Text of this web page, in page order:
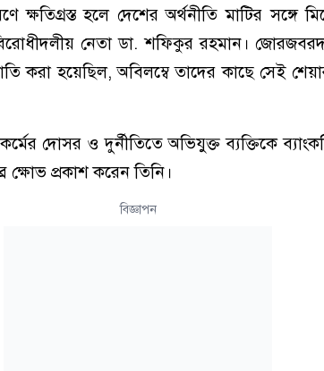
ক্ষতিগ্রস্ত হলে দেশের অর্থনীতি মাটির সঙ্গে
নেতা ডা. শফিকুর রহমান।
করা হয়েছিল, অবিলম্বে তাদের কাছে সেই
দোসর ও দুর্নীতিতে অভিযুক্ত ব্যক্তিকে
ক্ষোভ প্রকাশ করেন তিনি।
বিজ্ঞাপন